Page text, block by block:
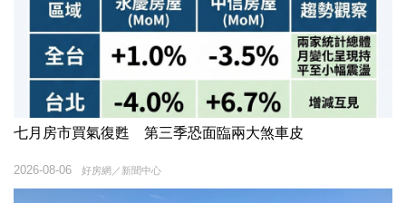
七月房市買氣復甦 第三季恐面臨兩大煞車皮
好房網／新聞中心
2026-08-06